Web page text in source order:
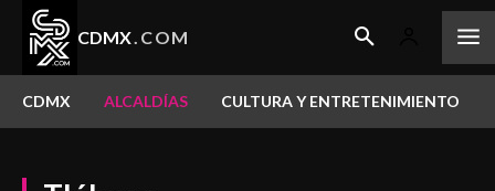
CDMX .COM
CDMX ALCALDÍAS CULTURA Y ENTRETENIMIENTO